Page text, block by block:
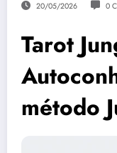
20/05/2026 0
Tarot
método